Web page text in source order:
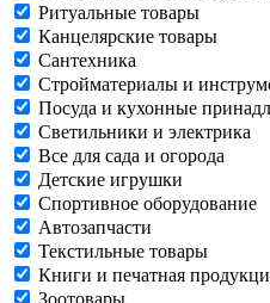
Ритуальные товары
Канцелярские товары
Сантехника
Стройматериалы и
Посуда и кухонные
Светильники и электрика
Все для сада и огорода
Детские игрушки
Спортивное оборудование
Автозапчасти
Текстильные товары
Книги и печатная
Зоотовары